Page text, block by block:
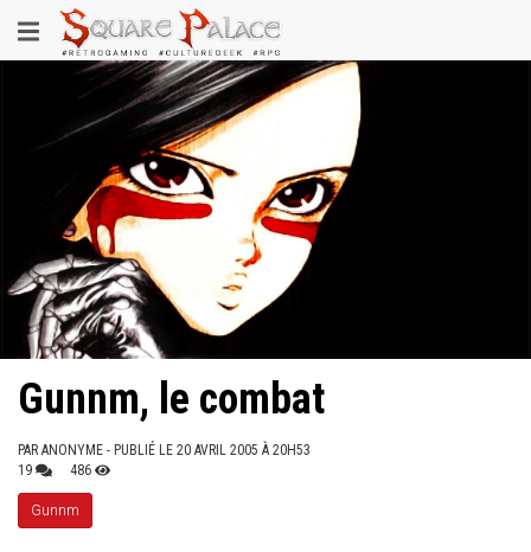
au
contenu
Toggle
navigation
Gunnm, le combat
PAR ANONYME - PUBLIÉ LE 20 AVRIL 2005 À 20H53
19
486
Gunnm